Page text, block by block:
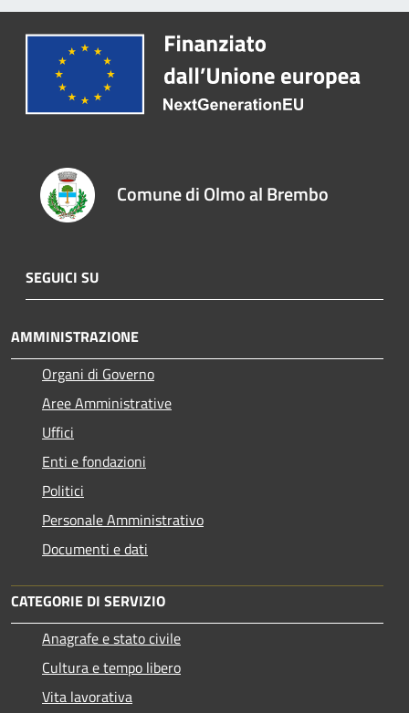
Comune di Olmo al Brembo
SEGUICI SU
AMMINISTRAZIONE
Organi di Governo
Aree Amministrative
Uffici
Enti e fondazioni
Politici
Personale Amministrativo
Documenti e dati
CATEGORIE DI SERVIZIO
Anagrafe e stato civile
Cultura e tempo libero
Vita lavorativa